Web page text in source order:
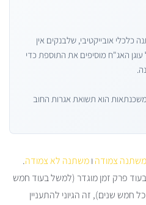
כלכלי אובייקטיבי, שלבנקים אין
האג"ח מוסיפים את התוספת כדי
הוא תשואת אגרות החוב
צמודהומשתנה לא צמודה.
בעוד פרק זמן מוגדר (למשל בעוד חמש
שנים), זה הגיוני להתעניין